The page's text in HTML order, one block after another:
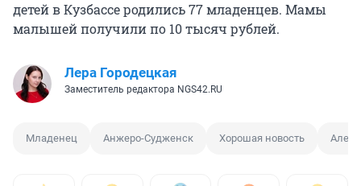
детей в Кузбассе родились 77 младенцев. Мамы
малышей получили по 10 тысяч рублей.
Лера Городецкая
Заместитель редактора NGS42.RU
Младенец Анжеро-Судженск Хорошая новость